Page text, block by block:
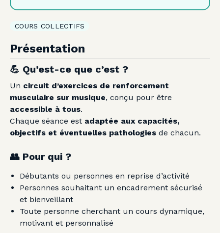
COURS COLLECTIFS
Présentation
💪 Qu’est-ce que c’est ?
Un circuit d’exercices de renforcement
musculaire sur musique, conçu pour être
accessible à tous.
Chaque séance est adaptée aux capacités,
objectifs et éventuelles pathologies de chacun.
👥 Pour qui ?
Débutants ou personnes en reprise d’activité
Personnes souhaitant un encadrement sécurisé
et bienveillant
Toute personne cherchant un cours dynamique,
motivant et personnalisé